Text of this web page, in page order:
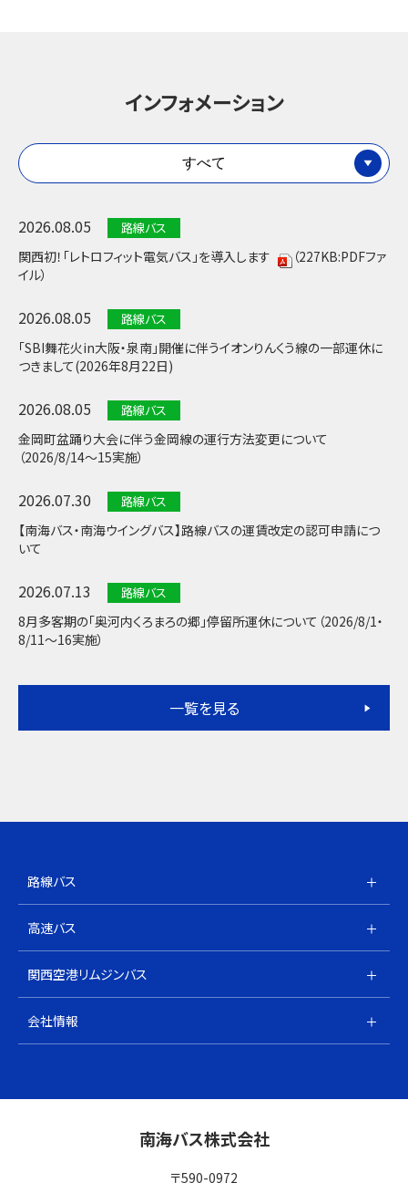
インフォメーション
すべて
2026.08.05 路線バス
関西初！「レトロフィット電気バス」を導入します
（227KB:PDFファ
イル）
2026.08.05 路線バス
「SBI舞花火in大阪・泉南」開催に伴うイオンりんくう線の一部運休に
つきまして(2026年8月22日)
2026.08.05 路線バス
金岡町盆踊り大会に伴う金岡線の運行方法変更について
（2026/8/14～15実施）
2026.07.30 路線バス
【南海バス・南海ウイングバス】路線バスの運賃改定の認可申請につ
いて
2026.07.13 路線バス
8月多客期の「奥河内くろまろの郷」停留所運休について（2026/8/1・
8/11～16実施）
一覧を見る
南海バス株式会社
〒590-0972
路線バス
高速バス
関西空港リムジンバス
会社情報